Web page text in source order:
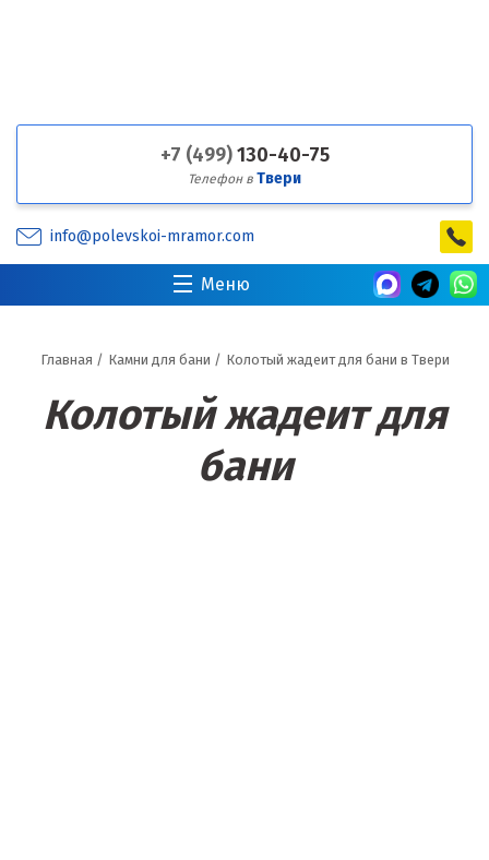
+7 (499)130-40-75
Телефон в Твери
info@polevskoi-mramor.com
Меню
Главная / Камни для бани / Колотый жадеит для бани в Твери
Колотый жадеит для
бани